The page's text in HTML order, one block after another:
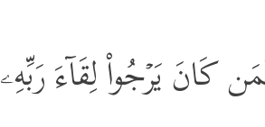
كَانَ یَرۡجُواْ لِقَاۤءَ رَبِّهِۦ